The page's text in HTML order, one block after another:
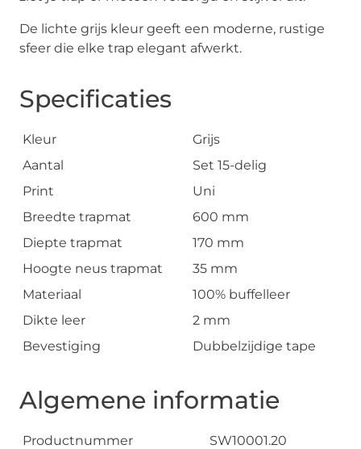
De lichte grijs kleur geeft een moderne, rustige
sfeer die elke trap elegant afwerkt.
Specificaties
Kleur
Grijs
Aantal
Set 15-delig
Print
Uni
Breedte trapmat
600 mm
Diepte trapmat
170 mm
Hoogte neus trapmat
35 mm
Materiaal
100% buffelleer
Dikte leer
2 mm
Bevestiging
Dubbelzijdige tape
Algemene informatie
Productnummer SW10001.20